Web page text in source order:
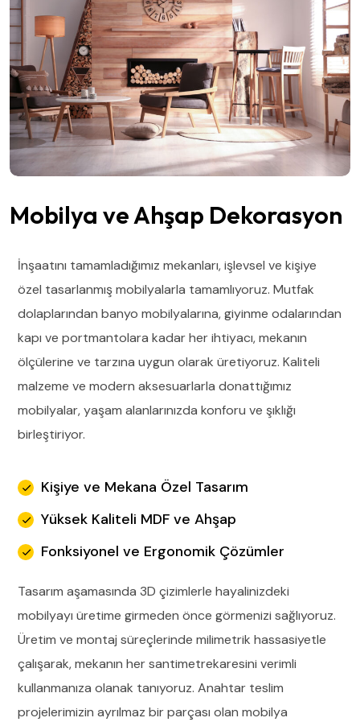
Mobilya ve Ahşap Dekorasyon
İnşaatını tamamladığımız mekanları, işlevsel ve kişiye
özel tasarlanmış mobilyalarla tamamlıyoruz. Mutfak
dolaplarından banyo mobilyalarına, giyinme odalarından
kapı ve portmantolara kadar her ihtiyacı, mekanın
ölçülerine ve tarzına uygun olarak üretiyoruz. Kaliteli
malzeme ve modern aksesuarlarla donattığımız
mobilyalar, yaşam alanlarınızda konforu ve şıklığı
birleştiriyor.
Kişiye ve Mekana Özel Tasarım
Yüksek Kaliteli MDF ve Ahşap
Fonksiyonel ve Ergonomik Çözümler
Tasarım aşamasında 3D çizimlerle hayalinizdeki
mobilyayı üretime girmeden önce görmenizi sağlıyoruz.
Üretim ve montaj süreçlerinde milimetrik hassasiyetle
çalışarak, mekanın her santimetrekaresini verimli
kullanmanıza olanak tanıyoruz. Anahtar teslim
projelerimizin ayrılmaz bir parçası olan mobilya